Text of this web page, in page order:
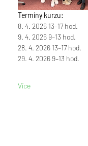
Termíny kurzu:
8. 4. 2026 13–17 hod.
9. 4. 2026 9–13 hod.
28. 4. 2026 13–17 hod.
29. 4. 2026 9–13 hod.
Více